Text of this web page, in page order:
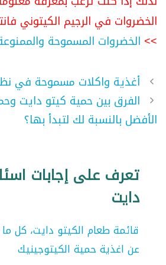
الخضروات في الرجيم الكيتوني
>> الخضروات المسموحة
أغذية واكلات مسموحة في
الفرق بين حمية كيتو دايت
الأفضل بالنسبة لك لتبدأ بها؟
تعرف على إجابات
دايت
قائمة طعام الكيتو دايت، كل
عن اغذية حمية الكيتوجينيك